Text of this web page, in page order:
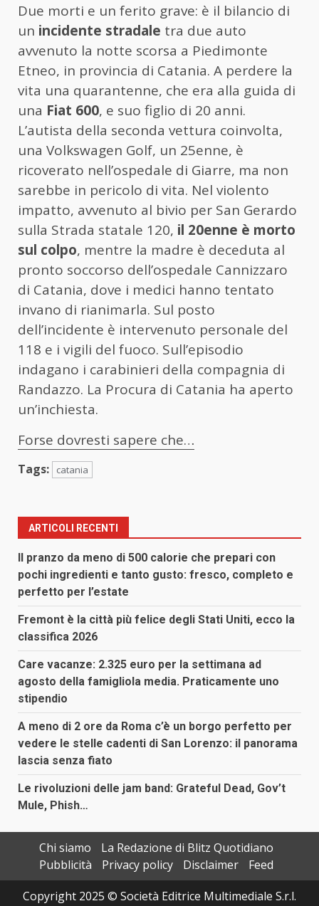
Due morti e un ferito grave: è il bilancio di
un incidente stradale tra due auto
avvenuto la notte scorsa a Piedimonte
Etneo, in provincia di Catania. A perdere la
vita una quarantenne, che era alla guida di
una Fiat 600, e suo figlio di 20 anni.
L’autista della seconda vettura coinvolta,
una Volkswagen Golf, un 25enne, è
ricoverato nell’ospedale di Giarre, ma non
sarebbe in pericolo di vita. Nel violento
impatto, avvenuto al bivio per San Gerardo
sulla Strada statale 120, il 20enne è morto
sul colpo, mentre la madre è deceduta al
pronto soccorso dell’ospedale Cannizzaro
di Catania, dove i medici hanno tentato
invano di rianimarla. Sul posto
dell’incidente è intervenuto personale del
118 e i vigili del fuoco. Sull’episodio
indagano i carabinieri della compagnia di
Randazzo. La Procura di Catania ha aperto
un’inchiesta.
Forse dovresti sapere che…
Tags: catania
ARTICOLI RECENTI
Il pranzo da meno di 500 calorie che prepari con
pochi ingredienti e tanto gusto: fresco, completo e
perfetto per l’estate
Fremont è la città più felice degli Stati Uniti, ecco la
classifica 2026
Care vacanze: 2.325 euro per la settimana ad
agosto della famigliola media. Praticamente uno
stipendio
A meno di 2 ore da Roma c’è un borgo perfetto per
vedere le stelle cadenti di San Lorenzo: il panorama
lascia senza fiato
Le rivoluzioni delle jam band: Grateful Dead, Gov’t
Mule, Phish…
Chi siamo
La Redazione di Blitz Quotidiano
Pubblicità
Privacy policy Disclaimer
Feed
Copyright 2025 © Società Editrice Multimediale S.r.l.